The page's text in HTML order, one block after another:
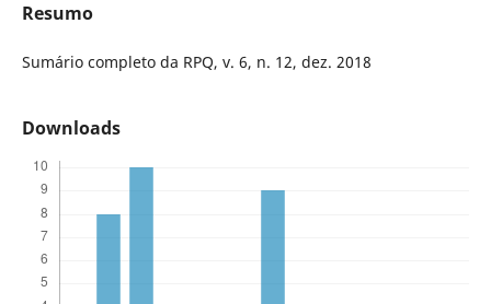
Resumo
Sumário completo da RPQ, v. 6, n. 12, dez. 2018
Downloads